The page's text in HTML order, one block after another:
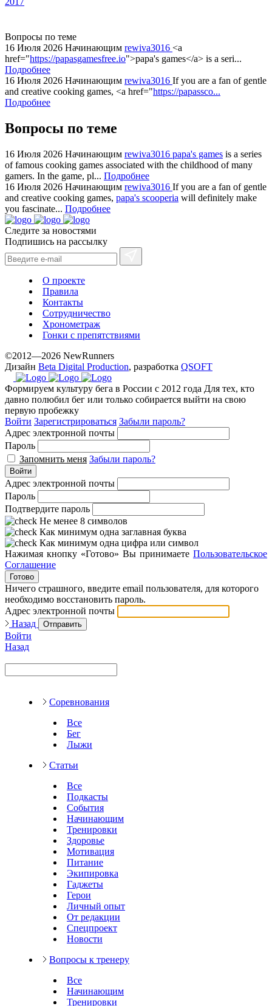
substantial
swiss
replica
bvlgari
watches
+maserati
online
cheap
https://ylfactoryrolex.com/
hilarity
exceptional
method.
www.yvessaintlaurent.to
with
the
best
prices.
Вопросы по теме
16 Июля 2026 Начинающим rewiva3016 <a
href="https://papasgamesfree.io">papa's games</a> is a seri...
Подробнее
16 Июля 2026 Начинающим rewiva3016 If you are a fan of gentle
and creative cooking games, <a href="https://papassco...
Подробнее
Вопросы по теме
16 Июля 2026 Начинающим rewiva3016 papa's games is a series
of famous cooking games associated with the childhood of many
gamers. In the game, pl... Подробнее
16 Июля 2026 Начинающим rewiva3016 If you are a fan of gentle
and creative cooking games, papa's scooperia will definitely make
you fascinate... Подробнее
Следите за новостями
Подпишись на рассылку
О проекте
Правила
Контакты
Сотрудничество
Хронометраж
Гонки с препятствиями
©2012—2026 NewRunners
Дизайн Beta Digital Production, разработка QSOFT
Формируем культуру бега в России с 2012 года Для тех, кто
давно полюбил бег или только собирается выйти на свою
первую пробежку
Войти Зарегистрироваться Забыли пароль?
Адрес электронной почты
Пароль
Запомнить меня Забыли пароль?
Войти
Адрес электронной почты
Пароль
Подтвердите пароль
Не менее 8 символов
Как минимум одна заглавная буква
Как минимум одна цифра или символ
Нажимая кнопку «Готово» Вы принимаете Пользовательское
Соглашение
Готово
Ничего страшного, введите email пользователя, для которого
необходимо восстановить пароль.
Адрес электронной почты
Назад
Отправить
Войти
Назад
Соревнования
Все
Бег
Лыжи
Статьи
Все
Подкасты
События
Начинающим
Тренировки
Здоровье
Мотивация
Питание
Экипировка
Гаджеты
Герои
Личный опыт
От редакции
Спецпроект
Новости
Вопросы к тренеру
Все
Начинающим
Тренировки